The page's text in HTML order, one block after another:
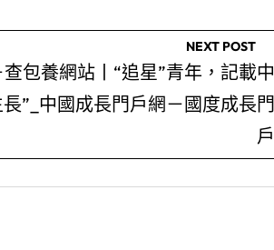
NEXT POST
包養網站丨“追星”青年，記載中
”_中國成長門戶網－國度成長門
戶